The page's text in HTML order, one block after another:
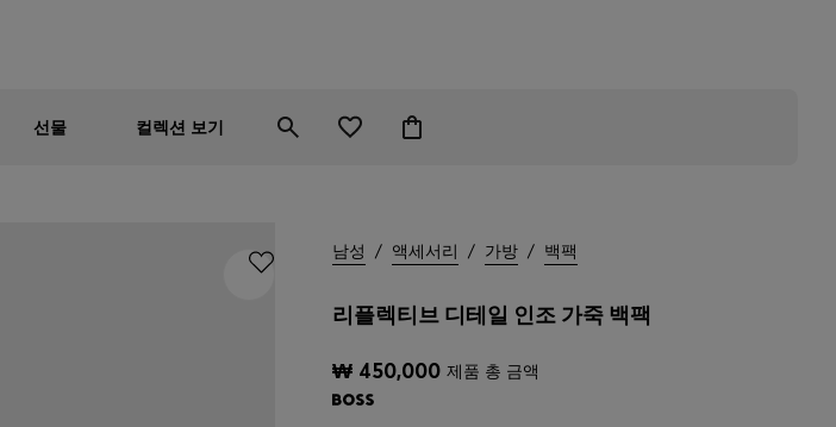
선물 컬렉션 보기
남성 / 액세서리 / 가방 / 백팩
리플렉티브 디테일 인조 가죽 백팩
₩ 450,000 제품 총 금액